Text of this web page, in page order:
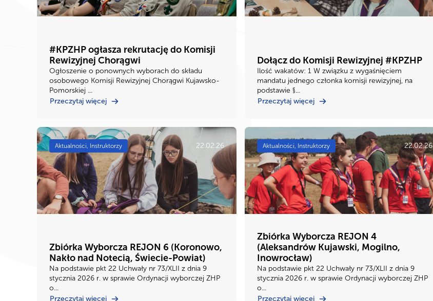
#KPZHP ogłasza rekrutację do Komisji
Rewizyjnej Chorągwi
Ogłoszenie o ponownych wyborach do składu
osobowego Komisji Rewizyjnej Chorągwi Kujawsko-
Pomorskiej ...
Przeczytaj więcej
Dołącz do Komisji Rewizyjnej #KPZHP
Ilość wakatów: 1 W związku z wygaśnięciem
mandatu jednego członka komisji rewizyjnej, na
podstawie §...
Przeczytaj więcej
Aktualności, Instruktorzy 22.02.26
Zbiórka Wyborcza REJON 6 (Koronowo,
Nakło nad Notecią, Świecie-Powiat)
Na podstawie pkt 22 Uchwały nr 73/XLII z dnia 9
stycznia 2026 r. w sprawie Ordynacji wyborczej ZHP
o...
Przeczytaj więcej
Aktualności, Instruktorzy 22.02.26
Zbiórka Wyborcza REJON 4
(Aleksandrów Kujawski, Mogilno,
Inowrocław)
Na podstawie pkt 22 Uchwały nr 73/XLII z dnia 9
stycznia 2026 r. w sprawie Ordynacji wyborczej ZHP
o...
Przeczytaj więcej